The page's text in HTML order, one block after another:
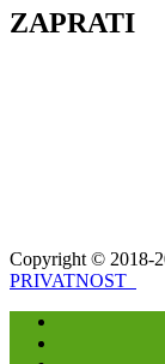
ZAPRATI
Copyright © 2018-
PRIVATNOST